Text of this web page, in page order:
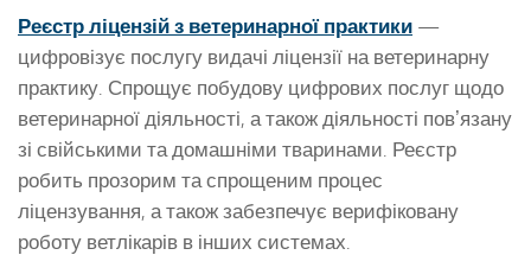
Реєстр ліцензій з ветеринарної практики —
цифровізує послугу видачі ліцензії на ветеринарну
практику. Спрощує побудову цифрових послуг щодо
ветеринарної діяльності, а також діяльності повʼязану
зі свійськими та домашніми тваринами. Реєстр
робить прозорим та спрощеним процес
ліцензування, а також забезпечує верифіковану
роботу ветлікарів в інших системах.